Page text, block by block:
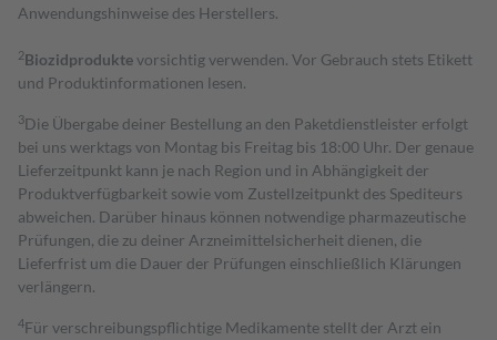
Anwendungshinweise des Herstellers.
2Biozidproduktevorsichtig verwenden. Vor Gebrauch stets Etikett
und Produktinformationen lesen.
3Die Übergabe deiner Bestellung an den Paketdienstleister erfolgt
bei uns werktags von Montag bis Freitag bis 18:00 Uhr. Der genaue
Lieferzeitpunkt kann je nach Region und in Abhängigkeit der
Produktverfügbarkeit sowie vom Zustellzeitpunkt des Spediteurs
abweichen. Darüber hinaus können notwendige pharmazeutische
Prüfungen, die zu deiner Arzneimittelsicherheit dienen, die
Lieferfrist um die Dauer der Prüfungen einschließlich Klärungen
verlängern.
4Für verschreibungspflichtige Medikamente stellt der Arzt ein